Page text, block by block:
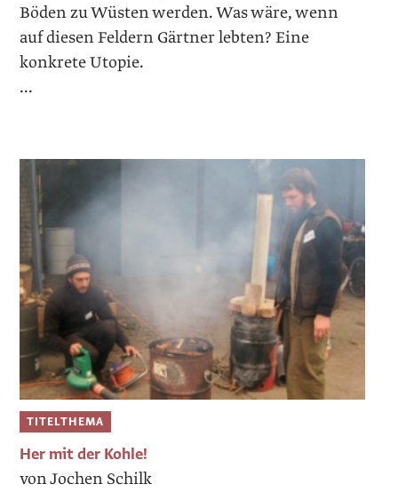
Böden zu Wüsten werden. Was wäre, wenn
auf diesen Feldern Gärtner lebten? Eine
konkrete Utopie.
...
TITELTHEMA
Her mit der Kohle!
von Jochen Schilk